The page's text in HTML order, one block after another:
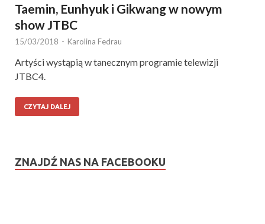
Taemin, Eunhyuk i Gikwang w nowym
show JTBC
15/03/2018 - Karolina Fedrau
Artyści wystąpią w tanecznym programie telewizji
JTBC4.
CZYTAJ DALEJ
ZNAJDŹ NAS NA FACEBOOKU